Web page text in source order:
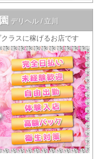
デリヘル / 立川
ラスに稼げるお店です